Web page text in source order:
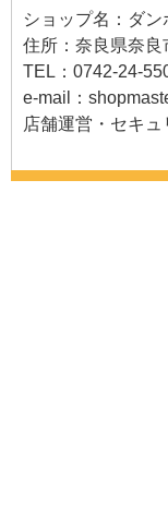
ショップ名：ダ
住所：奈良県奈
TEL：0742-24-
e-mail：
店舗運営・セキ